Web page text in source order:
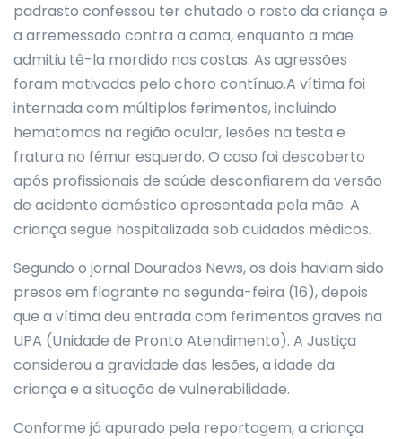
padrasto confessou ter chutado o rosto da criança e
a arremessado contra a cama, enquanto a mãe
admitiu tê-la mordido nas costas. As agressões
foram motivadas pelo choro contínuo.A vítima foi
internada com múltiplos ferimentos, incluindo
hematomas na região ocular, lesões na testa e
fratura no fêmur esquerdo. O caso foi descoberto
após profissionais de saúde desconfiarem da versão
de acidente doméstico apresentada pela mãe. A
criança segue hospitalizada sob cuidados médicos.
Segundo o jornal Dourados News, os dois haviam sido
presos em flagrante na segunda-feira (16), depois
que a vítima deu entrada com ferimentos graves na
UPA (Unidade de Pronto Atendimento). A Justiça
considerou a gravidade das lesões, a idade da
criança e a situação de vulnerabilidade.
Conforme já apurado pela reportagem, a criança